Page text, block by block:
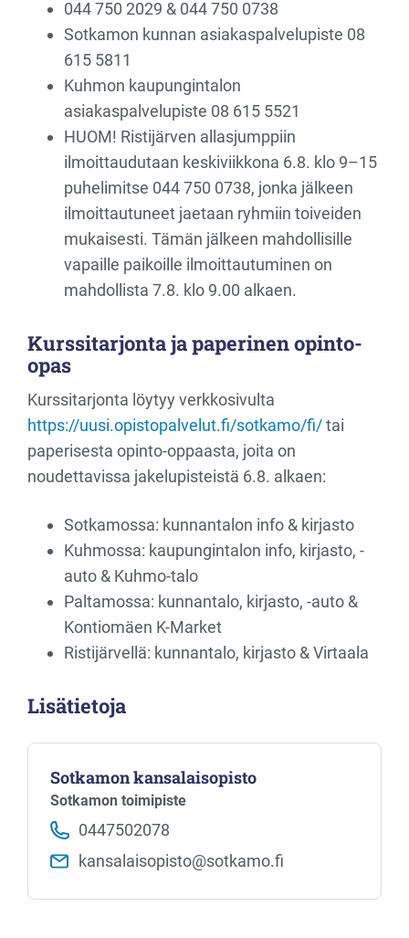
044 750 2029 & 044 750 0738
Sotkamon kunnan asiakaspalvelupiste 08
615 5811
Kuhmon kaupungintalon
asiakaspalvelupiste 08 615 5521
HUOM! Ristijärven allasjumppiin
ilmoittaudutaan keskiviikkona 6.8. klo 9–15
puhelimitse 044 750 0738, jonka jälkeen
ilmoittautuneet jaetaan ryhmiin toiveiden
mukaisesti. Tämän jälkeen mahdollisille
vapaille paikoille ilmoittautuminen on
mahdollista 7.8. klo 9.00 alkaen.
Kurssitarjonta ja paperinen opinto-
opas
Kurssitarjonta löytyy verkkosivulta
https://uusi.opistopalvelut.fi/sotkamo/fi/tai
paperisesta opinto-oppaasta, joita on
noudettavissa jakelupisteistä 6.8. alkaen:
Sotkamossa: kunnantalon info & kirjasto
Kuhmossa: kaupungintalon info, kirjasto, -
auto & Kuhmo-talo
Paltamossa: kunnantalo, kirjasto, -auto &
Kontiomäen K-Market
Ristijärvellä: kunnantalo, kirjasto & Virtaala
Lisätietoja
Sotkamon kansalaisopisto
Sotkamon toimipiste
0447502078
kansalaisopisto​@sotkamo.fi